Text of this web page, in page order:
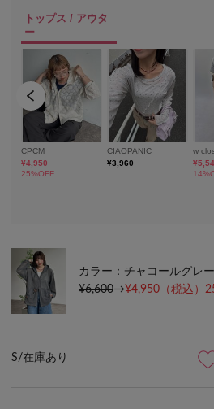
158cm 骨格ナチュラル 着用サイズF
カラー：チャコールグレー
¥6,600→¥4,950 （税込）
S/在庫あり